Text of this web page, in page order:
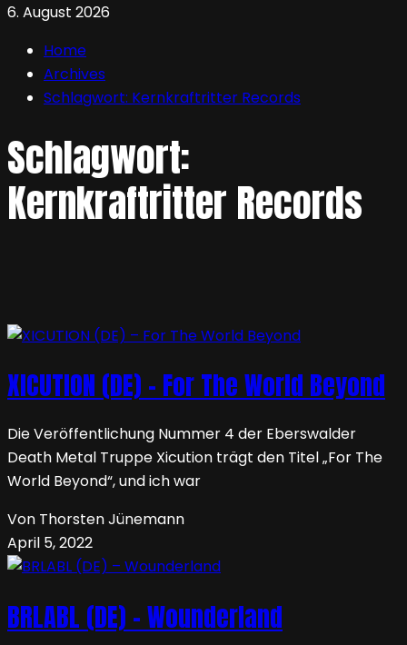
6. August 2026
Home
Archives
Schlagwort: Kernkraftritter Records
Schlagwort:
Kernkraftritter Records
XICUTION (DE) – For The World Beyond
Die Veröffentlichung Nummer 4 der Eberswalder
Death Metal Truppe Xicution trägt den Titel „For The
World Beyond“, und ich war
Von Thorsten Jünemann
April 5, 2022
BRLABL (DE) – Wounderland